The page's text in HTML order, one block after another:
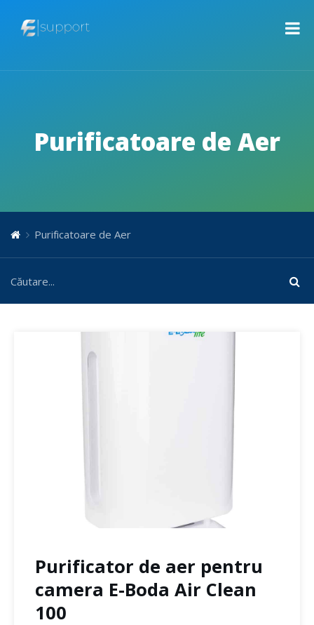
Purificatoare de Aer
Purificatoare de Aer
Purificator de aer pentru
camera E-Boda Air Clean
100